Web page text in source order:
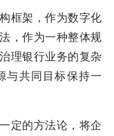
框架，作为数字化
，作为一种整体规
理银行业务的复杂
与共同目标保持一
定的方法论，将企